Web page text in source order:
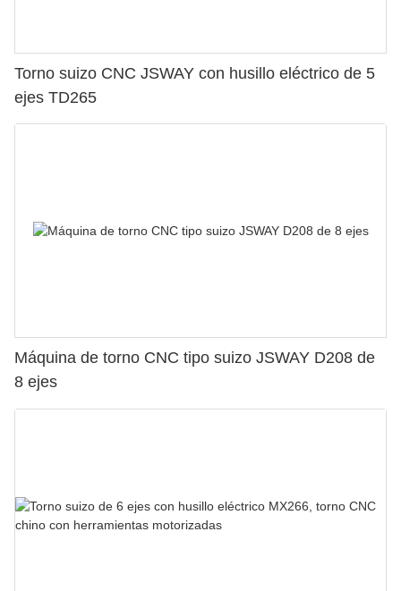
Torno suizo CNC JSWAY con husillo eléctrico de 5
ejes TD265
Máquina de torno CNC tipo suizo JSWAY D208 de
8 ejes